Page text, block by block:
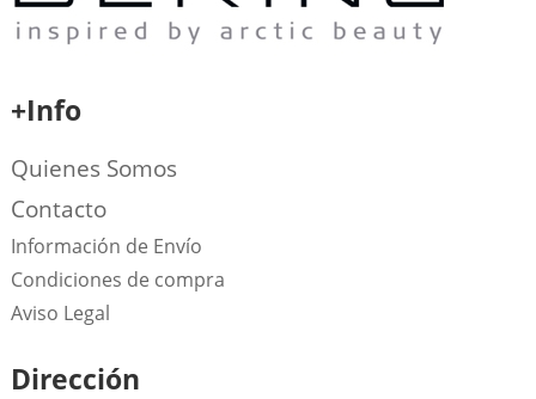
+Info
Quienes Somos
Contacto
Información de Envío
Condiciones de compra
Aviso Legal
Dirección